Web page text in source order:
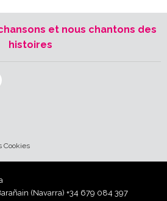
et nous chantons des
histoires
Cookies
(Navarra) +34 679 084 397